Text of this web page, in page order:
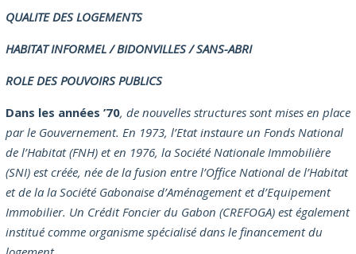
QUALITE DES LOGEMENTS
HABITAT INFORMEL / BIDONVILLES / SANS-ABRI
ROLE DES POUVOIRS PUBLICS
Dans les années ’70, de nouvelles structures sont mises en place
par le Gouvernement. En 1973, l’Etat instaure un Fonds National
de l’Habitat (FNH) et en 1976, la Société Nationale Immobilière
(SNI) est créée, née de la fusion entre l’Office National de l’Habitat
et de la la Société Gabonaise d’Aménagement et d’Equipement
Immobilier. Un Crédit Foncier du Gabon (CREFOGA) est également
institué comme organisme spécialisé dans le financement du